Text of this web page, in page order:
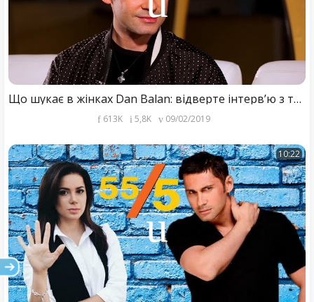
Що шукає в жінках Dan Balan: відверте інтерв’ю з тренером “Голосу країни”
613K 5,8K 09/02/2019
10:22